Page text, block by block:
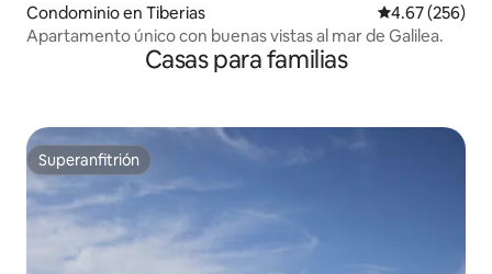
Condominio en Tiberias Calificación
4.67 (256)
Apartamento único con buenas vistas al mar de Galilea.
Casas para familias
Superanfitrión
Superanfitrión